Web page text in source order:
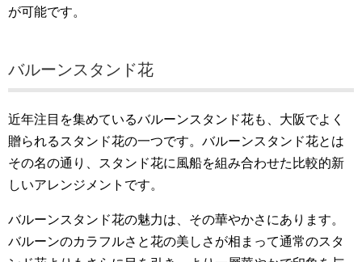
が可能です。
バルーンスタンド花
近年注目を集めているバルーンスタンド花も、大阪でよく
贈られるスタンド花の一つです。バルーンスタンド花とは
その名の通り、スタンド花に風船を組み合わせた比較的新
しいアレンジメントです。
バルーンスタンド花の魅力は、その華やかさにあります。
バルーンのカラフルさと花の美しさが相まって通常のスタ